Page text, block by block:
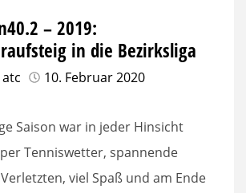
– 2019:
in die Bezirksliga
10. Februar 2020
Saison war in jeder Hinsicht
Tenniswetter, spannende
viel Spaß und am Ende